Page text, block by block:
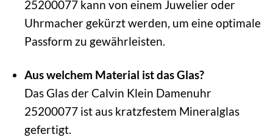
25200077 kann von einem Juwelier oder
Uhrmacher gekürzt werden, um eine optimale
Passform zu gewährleisten.
Aus welchem Material ist das Glas?
Das Glas der Calvin Klein Damenuhr
25200077 ist aus kratzfestem Mineralglas
gefertigt.